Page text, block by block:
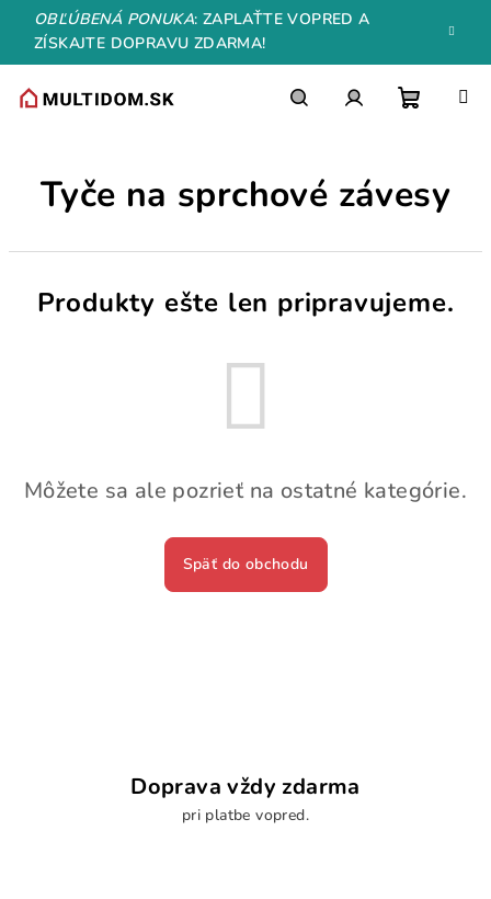
Prejsť
obsah
OBĽÚBENÁ PONUKA: ZAPLAŤTE VOPRED A
ZÍSKAJTE DOPRAVU ZDARMA!
košík
Tyče na sprchové závesy
Produkty ešte len pripravujeme.
Môžete sa ale pozrieť na ostatné kategórie.
Späť do obchodu
Doprava vždy zdarma
pri platbe vopred.